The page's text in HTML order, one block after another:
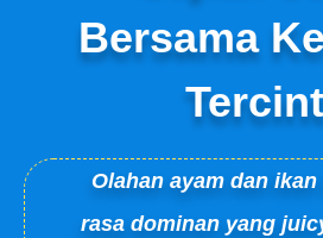
Bersama
Olahan ayam dan
rasa dominan yang